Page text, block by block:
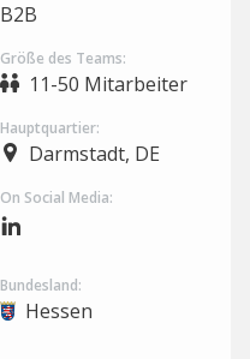
B2B
Größe des Teams:
11-50 Mitarbeiter
Hauptquartier:
Darmstadt, DE
On Social Media:
Bundesland:
Hessen